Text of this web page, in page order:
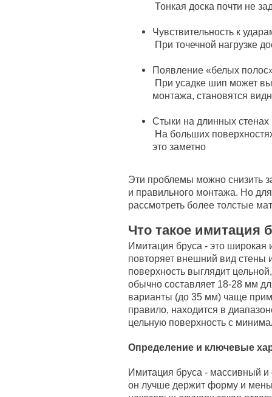
Тонкая доска почти не
Чувствительность к
При точечной нагрузке
Появление «белых
При усадке шип может
монтажа, становятся
Стыки на длинных стенах
На больших
это заметно
Эти проблемы можно снизить
и правильного монтажа. Но
рассмотреть более толстые
Что такое имитация
Имитация бруса - это широкая
повторяет внешний вид стены
поверхность выглядит
обычно составляет 18-28 мм
варианты (до 35 мм) чаще
правило, находится в
цельную поверхность с
Определение и ключевые
Имитация бруса - массивный
он лучше держит форму и